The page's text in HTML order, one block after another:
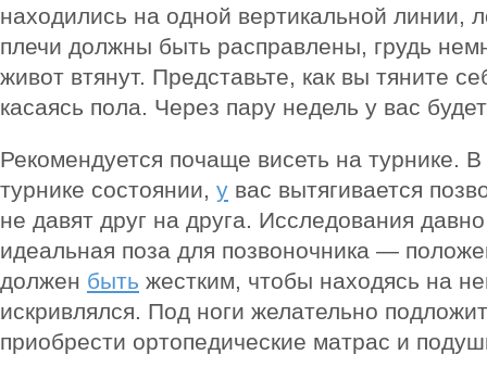
находились на одной вертикальной линии,
плечи должны быть расправлены, грудь
живот втянут. Представьте, как вы тяните
касаясь пола. Через пару недель у вас
Рекомендуется почаще висеть на турнике.
турнике состоянии, у вас вытягивается
не давят друг на друга. Исследования
идеальная поза для позвоночника —
должен быть жестким, чтобы находясь на
искривлялся. Под ноги желательно
приобрести ортопедические матрас и